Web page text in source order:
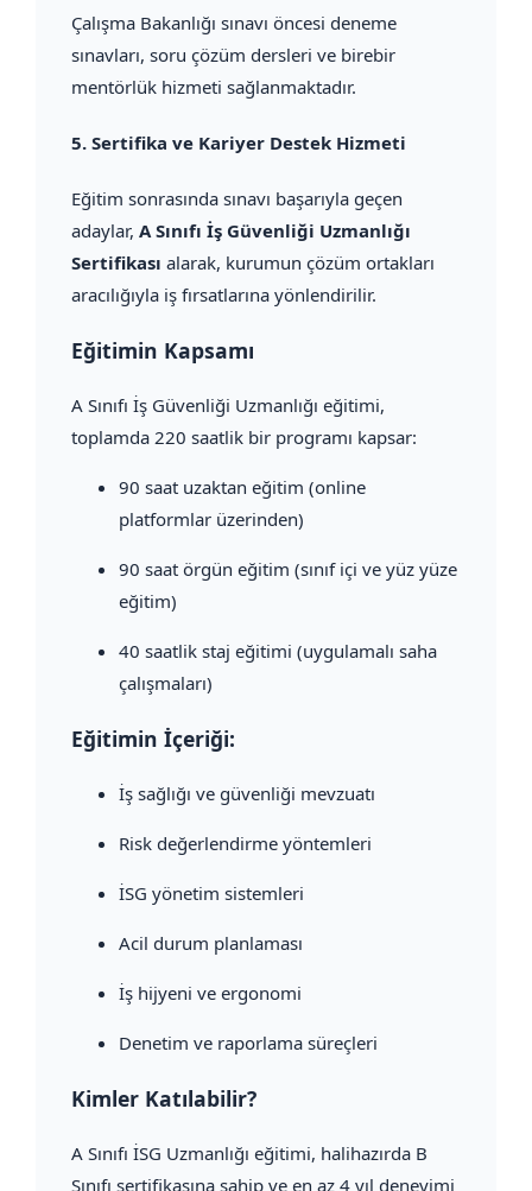
Çalışma Bakanlığı sınavı öncesi deneme
sınavları, soru çözüm dersleri ve birebir
mentörlük hizmeti sağlanmaktadır.
5. Sertifika ve Kariyer Destek Hizmeti
Eğitim sonrasında sınavı başarıyla geçen
adaylar, A Sınıfı İş Güvenliği Uzmanlığı
Sertifikası alarak, kurumun çözüm ortakları
aracılığıyla iş fırsatlarına yönlendirilir.
Eğitimin Kapsamı
A Sınıfı İş Güvenliği Uzmanlığı eğitimi,
toplamda 220 saatlik bir programı kapsar:
90 saat uzaktan eğitim (online
platformlar üzerinden)
90 saat örgün eğitim (sınıf içi ve yüz yüze
eğitim)
40 saatlik staj eğitimi (uygulamalı saha
çalışmaları)
Eğitimin İçeriği:
İş sağlığı ve güvenliği mevzuatı
Risk değerlendirme yöntemleri
İSG yönetim sistemleri
Acil durum planlaması
İş hijyeni ve ergonomi
Denetim ve raporlama süreçleri
Kimler Katılabilir?
A Sınıfı İSG Uzmanlığı eğitimi, halihazırda B
Sınıfı sertifikasına sahip ve en az 4 yıl deneyimi